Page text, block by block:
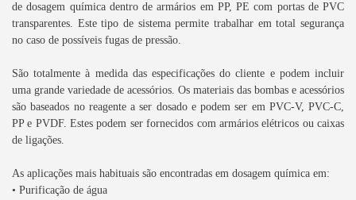
de dosagem química dentro de armários em PP, PE com portas de PVC
transparentes. Este tipo de sistema permite trabalhar em total segurança
no caso de possíveis fugas de pressão.
São totalmente à medida das especificações do cliente e podem incluir
uma grande variedade de acessórios. Os materiais das bombas e acessórios
são baseados no reagente a ser dosado e podem ser em PVC-V, PVC-C,
PP e PVDF. Estes podem ser fornecidos com armários elétricos ou caixas
de ligações.
As aplicações mais habituais são encontradas em dosagem química em:
• Purificação de água